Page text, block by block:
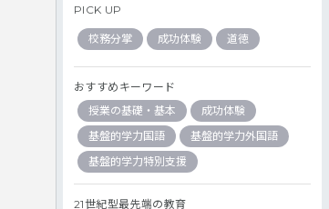
PICK UP
校務分掌 成功体験 道徳
おすすめキーワード
授業の基礎・基本
成功体験
基盤的学力国語
基盤的学力外国語
基盤的学力特別支援
21世紀型最先端の教育